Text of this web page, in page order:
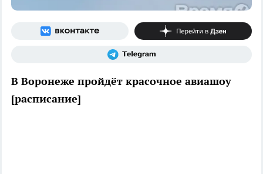
В Воронеже пройдёт красочное авиашоу
[расписание]